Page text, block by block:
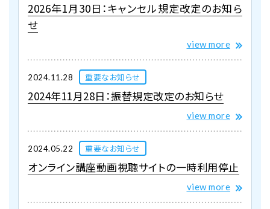
2026年1月30日：キャンセル規定改定のお知ら
せ
view more
2024.11.28 重要なお知らせ
2024年11月28日：振替規定改定のお知らせ
view more
2024.05.22 重要なお知らせ
オンライン講座動画視聴サイトの一時利用停止
view more